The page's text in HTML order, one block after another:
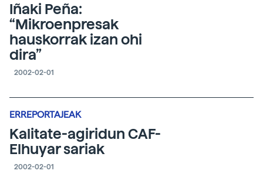
Iñaki Peña:
“Mikroenpresak
hauskorrak izan ohi
dira”
2002-02-01
ERREPORTAJEAK
Kalitate-agiridun CAF-
Elhuyar sariak
2002-02-01